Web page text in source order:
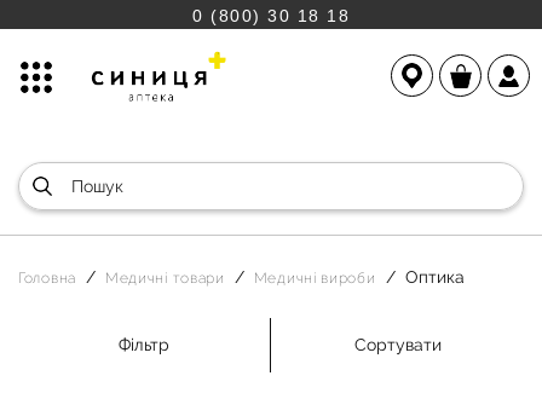
0 (800) 30 18 18
Головна Медичні товари Медичні вироби Оптика
Фільтр Сортувати